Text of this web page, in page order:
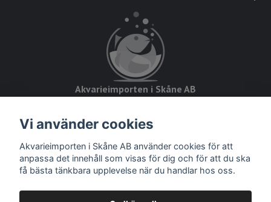
Akvarieimporten i Skåne AB
28234 Tyringe
Org.nr: 559093-8832
Vi använder cookies
Akvarieimporten i Skåne AB använder cookies för att
anpassa det innehåll som visas för dig och för att du ska
få bästa tänkbara upplevelse när du handlar hos oss.